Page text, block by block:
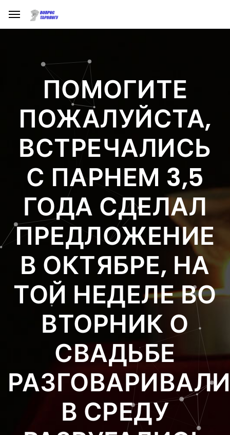
ПОМОГИТЕ
ПОЖАЛУЙСТА,
ВСТРЕЧАЛИСЬ
С ПАРНЕМ 3,5
ГОДА СДЕЛАЛ
ПРЕДЛОЖЕНИЕ
В ОКТЯБРЕ, НА
ТОЙ НЕДЕЛЕ ВО
ВТОРНИК О
СВАДЬБЕ
В СРЕДУ